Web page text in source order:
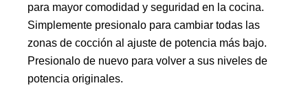
para mayor comodidad y seguridad en la cocina.
Simplemente presionalo para cambiar todas las
zonas de cocción al ajuste de potencia más bajo.
Presionalo de nuevo para volver a sus niveles de
potencia originales.